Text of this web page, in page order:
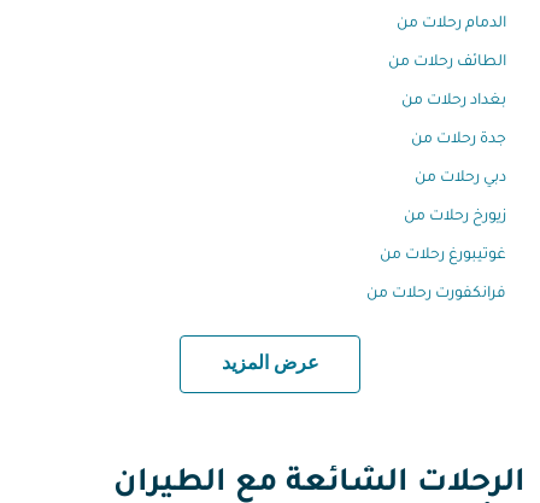
الدمام رحلات من
الطائف رحلات من
بغداد رحلات من
جدة رحلات من
دبي رحلات من
زيورخ رحلات من
غوتيبورغ رحلات من
فرانكفورت رحلات من
عرض المزيد
الرحلات الشائعة مع الطيران